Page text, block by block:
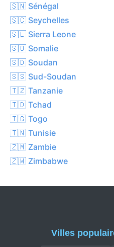
🇸🇳 Sénégal
🇸🇨 Seychelles
🇸🇱 Sierra Leone
🇸🇴 Somalie
🇸🇩 Soudan
🇸🇸 Sud-Soudan
🇹🇿 Tanzanie
🇹🇩 Tchad
🇹🇬 Togo
🇹🇳 Tunisie
🇿🇲 Zambie
🇿🇼 Zimbabwe
Villes